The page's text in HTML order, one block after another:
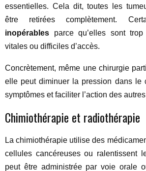
essentielles. Cela dit, toutes les
être retirées complètement.
inopérables parce qu’elles sont
vitales ou difficiles d’accès.
Concrètement, même une chirurgie
elle peut diminuer la pression dans le
symptômes et faciliter l’action des
Chimiothérapie et radiothérapie
La chimiothérapie utilise des
cellules cancéreuses ou ralentissent
peut être administrée par voie orale